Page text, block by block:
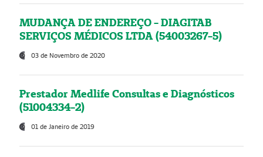
MUDANÇA DE ENDEREÇO - DIAGITAB
SERVIÇOS MÉDICOS LTDA (54003267-5)
03 de Novembro de 2020
Prestador Medlife Consultas e Diagnósticos
(51004334-2)
01 de Janeiro de 2019